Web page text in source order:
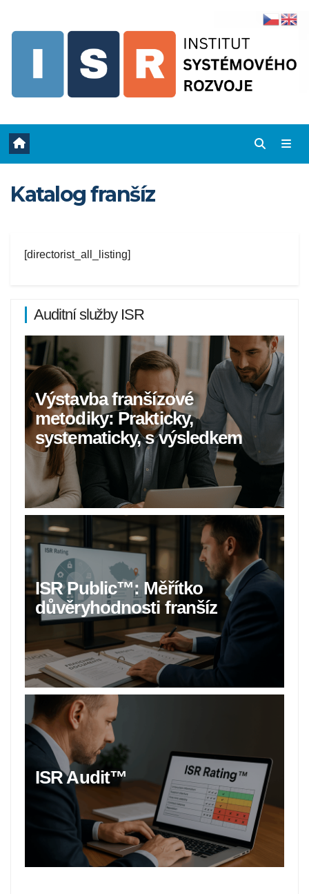
Katalog franšíz
[directorist_all_listing]
Auditní služby ISR
Výstavba franšízové
metodiky: Prakticky,
systematicky, s výsledkem
ISR Public™: Měřítko
důvěryhodnosti franšíz
ISR Audit™